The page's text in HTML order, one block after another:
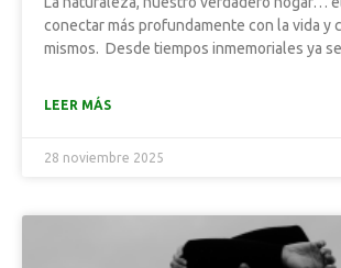
conectar más profundamente con la vida y
mismos. Desde tiempos inmemoriales ya
LEER MÁS
28 noviembre 2025